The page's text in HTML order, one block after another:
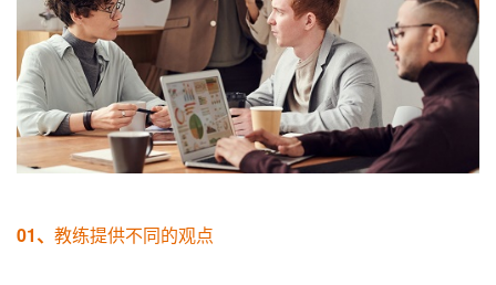
01、 教练提供不同的观点